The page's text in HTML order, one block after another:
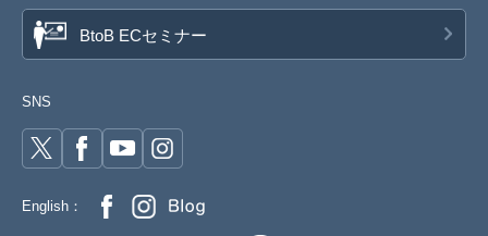
BtoB ECセミナー
SNS
English：